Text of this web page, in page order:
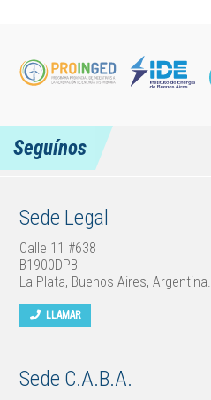
Sede Legal
Calle 11 #638
B1900DPB
La Plata, Buenos Aires, Argentina.
LLAMAR
Sede C.A.B.A.
Seguínos